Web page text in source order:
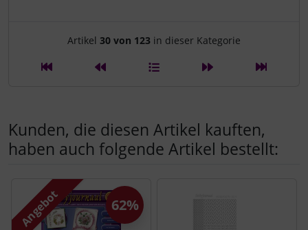
Artikelnavigation innerhalb
Artikel 30 von 123 in dieser Kategorie
Kunden, die diesen Artikel kauften,
haben auch folgende Artikel bestellt:
Es folgt ein Produktslider - navigieren Sie mit der Tab-
Angebot 62%